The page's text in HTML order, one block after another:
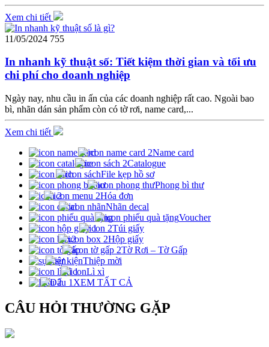
Xem chi tiết
11/05/2024 755
In nhanh kỹ thuật số: Tiết kiệm thời gian và tối ưu
chi phí cho doanh nghiệp
Ngày nay, nhu cầu in ấn của các doanh nghiệp rất cao. Ngoài bao
bì, nhãn dán sản phẩm còn có tờ rơi, name card,...
Xem chi tiết
Name card
Catalogue
File kẹp hồ sơ
Phong bì thư
Hóa đơn
Nhãn decal
Voucher
Túi giấy
Hộp giấy
Tờ Rơi – Tờ Gấp
Thiệp mời
Lì xì
XEM TẤT CẢ
CÂU HỎI THƯỜNG GẶP